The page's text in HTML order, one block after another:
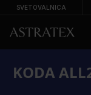
SVETOVALNICA
KODA